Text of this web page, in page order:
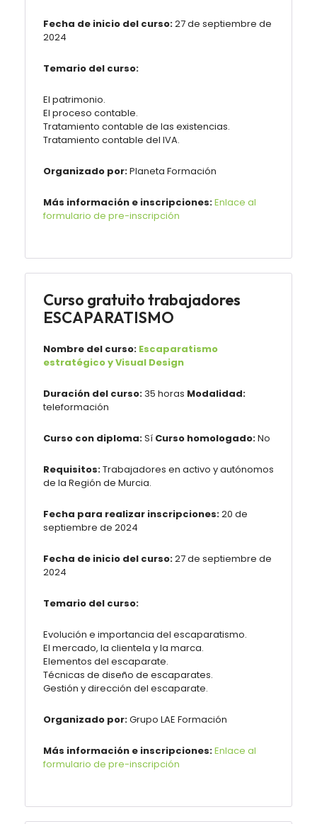
Fecha de inicio del curso:27 de septiembre de
2024
Temario del curso:
El patrimonio.
El proceso contable.
Tratamiento contable de las existencias.
Tratamiento contable del IVA.
Organizado por:Planeta Formación
Más información e inscripciones:Enlace al
formulario de pre-inscripción
Curso gratuito trabajadores
ESCAPARATISMO
Nombre del curso: Escaparatismo
estratégico y Visual Design
Duración del curso: 35 horas Modalidad:
teleformación
Curso con diploma:Sí Curso homologado:No
Requisitos:Trabajadores en activo y autónomos
de la Región de Murcia.
Fecha para realizar inscripciones:20 de
septiembre de 2024
Fecha de inicio del curso:27 de septiembre de
2024
Temario del curso:
Evolución e importancia del escaparatismo.
El mercado, la clientela y la marca.
Elementos del escaparate.
Técnicas de diseño de escaparates.
Gestión y dirección del escaparate.
Organizado por:Grupo LAE Formación
Más información e inscripciones:Enlace al
formulario de pre-inscripción